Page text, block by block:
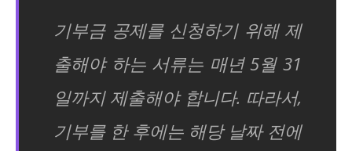
기부금 공제를 신청하기 위해 제
출해야 하는 서류는 매년 5월 31
일까지 제출해야 합니다. 따라서,
기부를 한 후에는 해당 날짜 전에